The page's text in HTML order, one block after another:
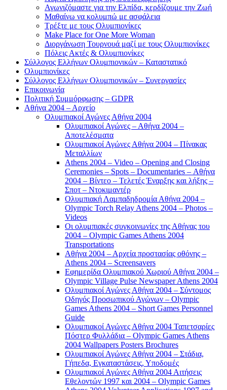
Αγωνιζόμαστε για την Ελπίδα, κερδίζουμε την Ζωή
Μαθαίνω να κολυμπώ με ασφάλεια
Τρέξτε με τους Ολυμπιονίκες
Make Place for One More Woman
Διοργάνωση Τουρνουά μαζί με τους Ολυμπιονίκες
Πόλεις Ακτές & Ολυμπιονίκες
Σύλλογος Ελλήνων Ολυμπιονικών – Καταστατικό
Ολυμπιονίκες
Σύλλογος Ελλήνων Ολυμπιονικών – Συνεργασίες
Επικοινωνία
Πολιτική Συμμόρφωσης – GDPR
Αθήνα 2004 – Αρχείο
Ολυμπιακοί Αγώνες Αθήνα 2004
Ολυμπιακοί Αγώνες – Αθήνα 2004 –
Αποτελέσματα
Ολυμπιακοί Αγώνες Αθήνα 2004 – Πίνακας
Μεταλλίων
Athens 2004 – Video – Opening and Closing
Ceremonies – Spots – Documentaries – Αθήνα
2004 – Βίντεο – Τελετές Έναρξης και λήξης –
Σποτ – Ντοκιμαντέρ
Ολυμπιακή Λαμπαδηδρομία Αθήνα 2004 –
Olympic Torch Relay Athens 2004 – Photos –
Videos
Οι ολυμπιακές συγκοινωνίες της Αθήνας του
2004 – Olympic Games Athens 2004
Transportations
Αθήνα 2004 – Αρχεία προστασίας οθόνης –
Athens 2004 – Screensavers
Εφημερίδα Ολυμπιακού Χωριού Αθήνα 2004 –
Olympic Village Pulse Newspaper Athens 2004
Ολυμπιακοί Αγώνες Αθήνα 2004 – Σύντομος
Οδηγός Προσωπικού Αγώνων – Olympic
Games Athens 2004 – Short Games Personnel
Guide
Ολυμπιακοί Αγώνες Αθήνα 2004 Ταπετσαρίες
Πόστερ Φυλλάδια – Olympic Games Athens
2004 Wallpapers Posters Brochures
Ολυμπιακοί Αγώνες Αθήνα 2004 – Στάδια,
Γήπεδα, Εγκαταστάσεις, Υποδομές
Ολυμπιακοί Αγώνες Αθήνα 2004 Αιτήσεις
Εθελοντών 1997 και 2004 – Olympic Games